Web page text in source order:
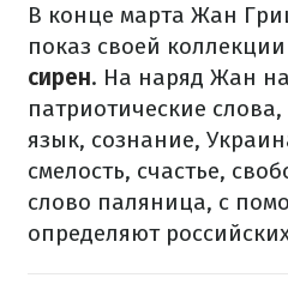
В конце марта Жан
показ своей
сирен. На наряд Жан
патриотические
язык, сознание,
смелость, счастье,
слово паляница, с
определяют